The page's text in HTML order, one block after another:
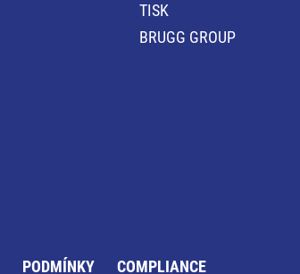
TISK
BRUGG GROUP
PODMÍNKY COMPLIANCE